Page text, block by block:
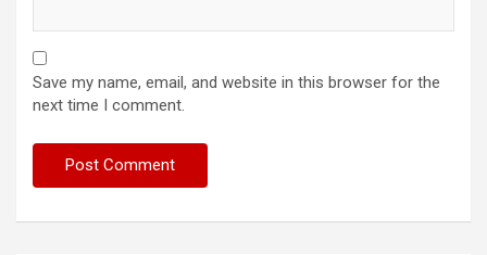
Save my name, email, and website in this browser for the
next time I comment.